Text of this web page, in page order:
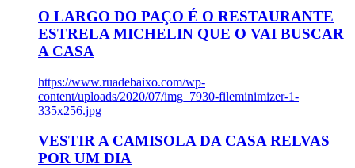
O LARGO DO PAÇO É O RESTAURANTE
ESTRELA MICHELIN QUE O VAI BUSCAR
A CASA
https://www.ruadebaixo.com/wp-
content/uploads/2020/07/img_7930-fileminimizer-1-
335x256.jpg
VESTIR A CAMISOLA DA CASA RELVAS
POR UM DIA